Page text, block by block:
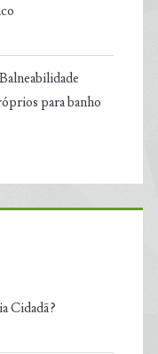
para banho
Cidadã?